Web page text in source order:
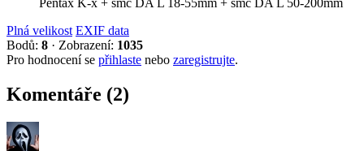
Pentax K-x + smc DA L 18-55mm + smc DA L 50-200mm
Plná velikost EXIF data
Bodů: 8 · Zobrazení: 1035
Pro hodnocení se přihlaste nebo zaregistrujte.
Komentáře (2)